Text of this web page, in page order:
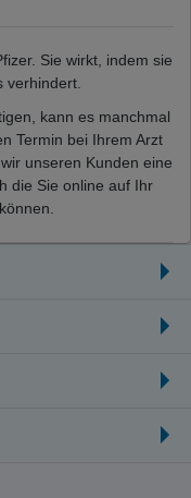
Sie wirkt, indem sie
verhindert.
kann es manchmal
Termin bei Ihrem Arzt
unseren Kunden eine
die Sie online auf Ihr